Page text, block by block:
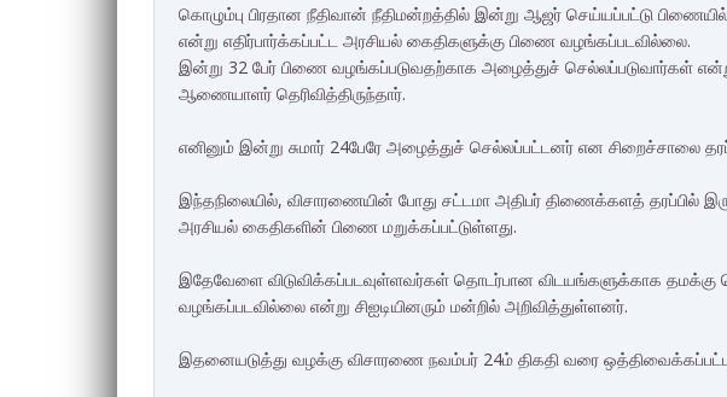
கொழும்பு பிரதான நீதிவான் நீதிமன்றத்தில் இன்று ஆஜர் செய்யப்பட்டு
என்று எதிர்பார்க்கப்பட்ட அரசியல் கைதிகளுக்கு பிணை வழங்கப்படவில்லை.
இன்று 32 பேர் பிணை வழங்கப்படுவதற்காக அழைத்துச் செல்லப்படுவார்கள்
ஆணையாளர் தெரிவித்திருந்தார்.
எனினும் இன்று சுமார் 24பேரே அழைத்துச் செல்லப்பட்டனர் என சிறைச்சாலை
இந்தநிலையில், விசாரணையின் போது சட்டமா அதிபர் திணைக்களத் தரப்பில்
அரசியல் கைதிகளின் பிணை மறுக்கப்பட்டுள்ளது.
இதேவேளை விடுவிக்கப்படவுள்ளவர்கள் தொடர்பான விடயங்களுக்காக தமக்கு
வழங்கப்படவில்லை என்று சிஐடியினரும் மன்றில் அறிவித்துள்ளனர்.
இதனையடுத்து வழக்கு விசாரணை நவம்பர் 24ம் திகதி வரை